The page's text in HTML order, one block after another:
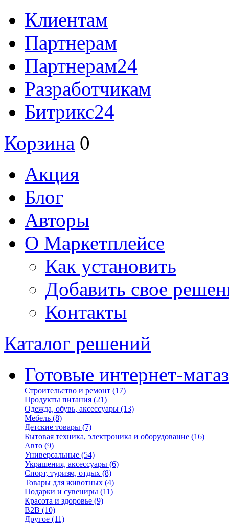
Клиентам
Партнерам
Партнерам24
Разработчикам
Битрикс24
Корзина 0
Акция
Блог
Авторы
О Маркетплейсе
Как установить
Добавить свое
Контакты
Каталог решений
Готовые интернет-
Строительство и ремонт (17)
Продукты питания (21)
Одежда, обувь, аксессуары (13)
Мебель (8)
Детские товары (7)
Бытовая техника, электроника и оборудование (16)
Авто (9)
Универсальные (54)
Украшения, аксессуары (6)
Спорт, туризм, отдых (8)
Товары для животных (4)
Подарки и сувениры (11)
Красота и здоровье (9)
B2B (10)
Другое (11)